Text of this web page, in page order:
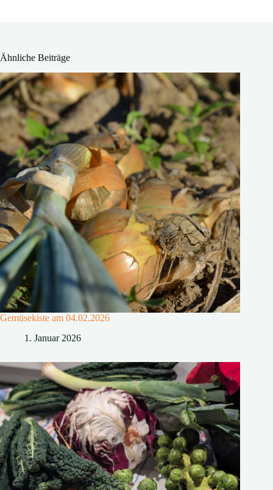
Ähnliche Beiträge
Gemüsekiste am 04.02.2026
1. Januar 2026